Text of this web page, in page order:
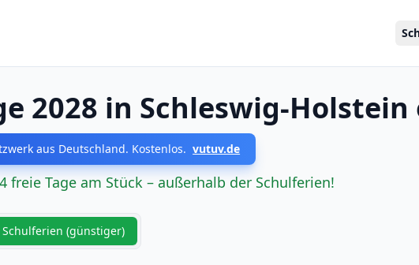
2028 in Schleswig-
aus Deutschland. Kostenlos. vutuv.de
freie Tage am Stück – außerhalb der Schulferien!
(günstiger)